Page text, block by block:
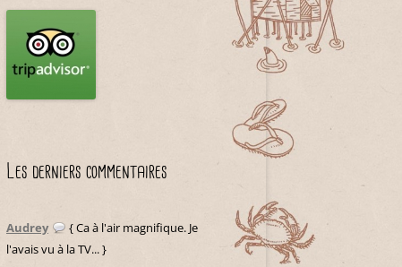
Les derniers commentaires
Audrey
{ Ca à l'air magnifique. Je
l'avais vu à la TV... }